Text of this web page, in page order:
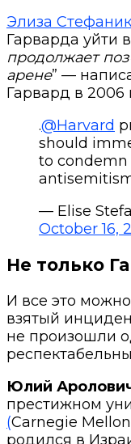
Элиза Стефаник
Гарварда уйти
продолжает
арене” —
Гарвард в 2006
.@Harvard
should
to condemn
— Elise
October 16,
Не только
И все это
взятый
не произошли
Юлий
престижном
(Carnegie
родился в